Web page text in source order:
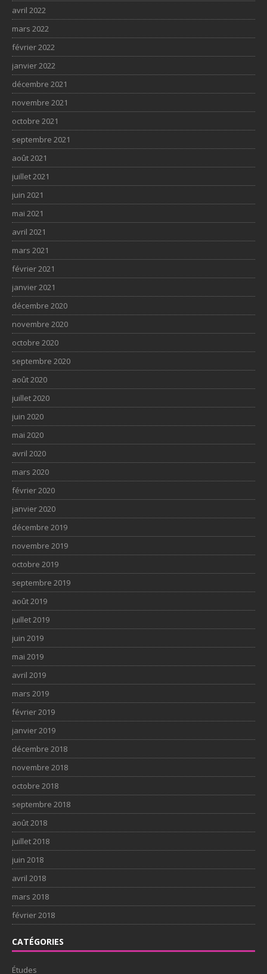
avril 2022
mars 2022
février 2022
janvier 2022
décembre 2021
novembre 2021
octobre 2021
septembre 2021
août 2021
juillet 2021
juin 2021
mai 2021
avril 2021
mars 2021
février 2021
janvier 2021
décembre 2020
novembre 2020
octobre 2020
septembre 2020
août 2020
juillet 2020
juin 2020
mai 2020
avril 2020
mars 2020
février 2020
janvier 2020
décembre 2019
novembre 2019
octobre 2019
septembre 2019
août 2019
juillet 2019
juin 2019
mai 2019
avril 2019
mars 2019
février 2019
janvier 2019
décembre 2018
novembre 2018
octobre 2018
septembre 2018
août 2018
juillet 2018
juin 2018
avril 2018
mars 2018
février 2018
CATÉGORIES
Études